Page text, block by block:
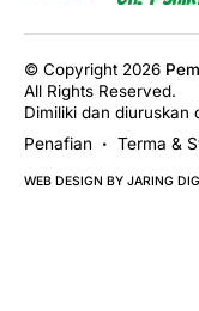
© Copyright 2026
All Rights Reserved.
Dimiliki dan diuruskan
Penafian
• Terma &
WEB DESIGN BY JARING